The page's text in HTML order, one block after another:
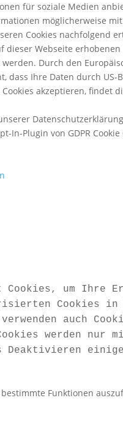
für soziale Medien
möglicherweise
Cookies nachfolgend
Webseite erhobenen
Durch den
dass Ihre Daten durch
akzeptieren,
Datenschutzerklärung
In-Plugin von GDPR Cookie
Cookies, um Ihre
Cookies in
auch
werden
Deaktivieren
Funktionen